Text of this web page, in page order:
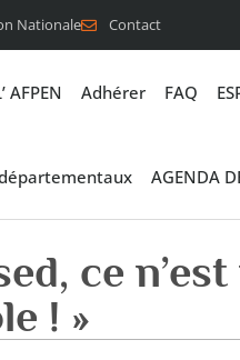
Nationale Contact
AFPEN Adhérer FAQ
AGENDA
ce
! »